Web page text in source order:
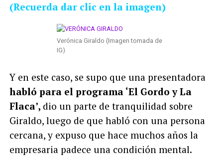
(Recuerda dar clic en la imagen)
Verónica Giraldo (Imagen tomada de
IG)
Y en este caso, se supo que una presentadora
habló para el programa ‘El Gordo y La
Flaca’, dio un parte de tranquilidad sobre
Giraldo, luego de que habló con una persona
cercana, y expuso que hace muchos años la
empresaria padece una condición mental.